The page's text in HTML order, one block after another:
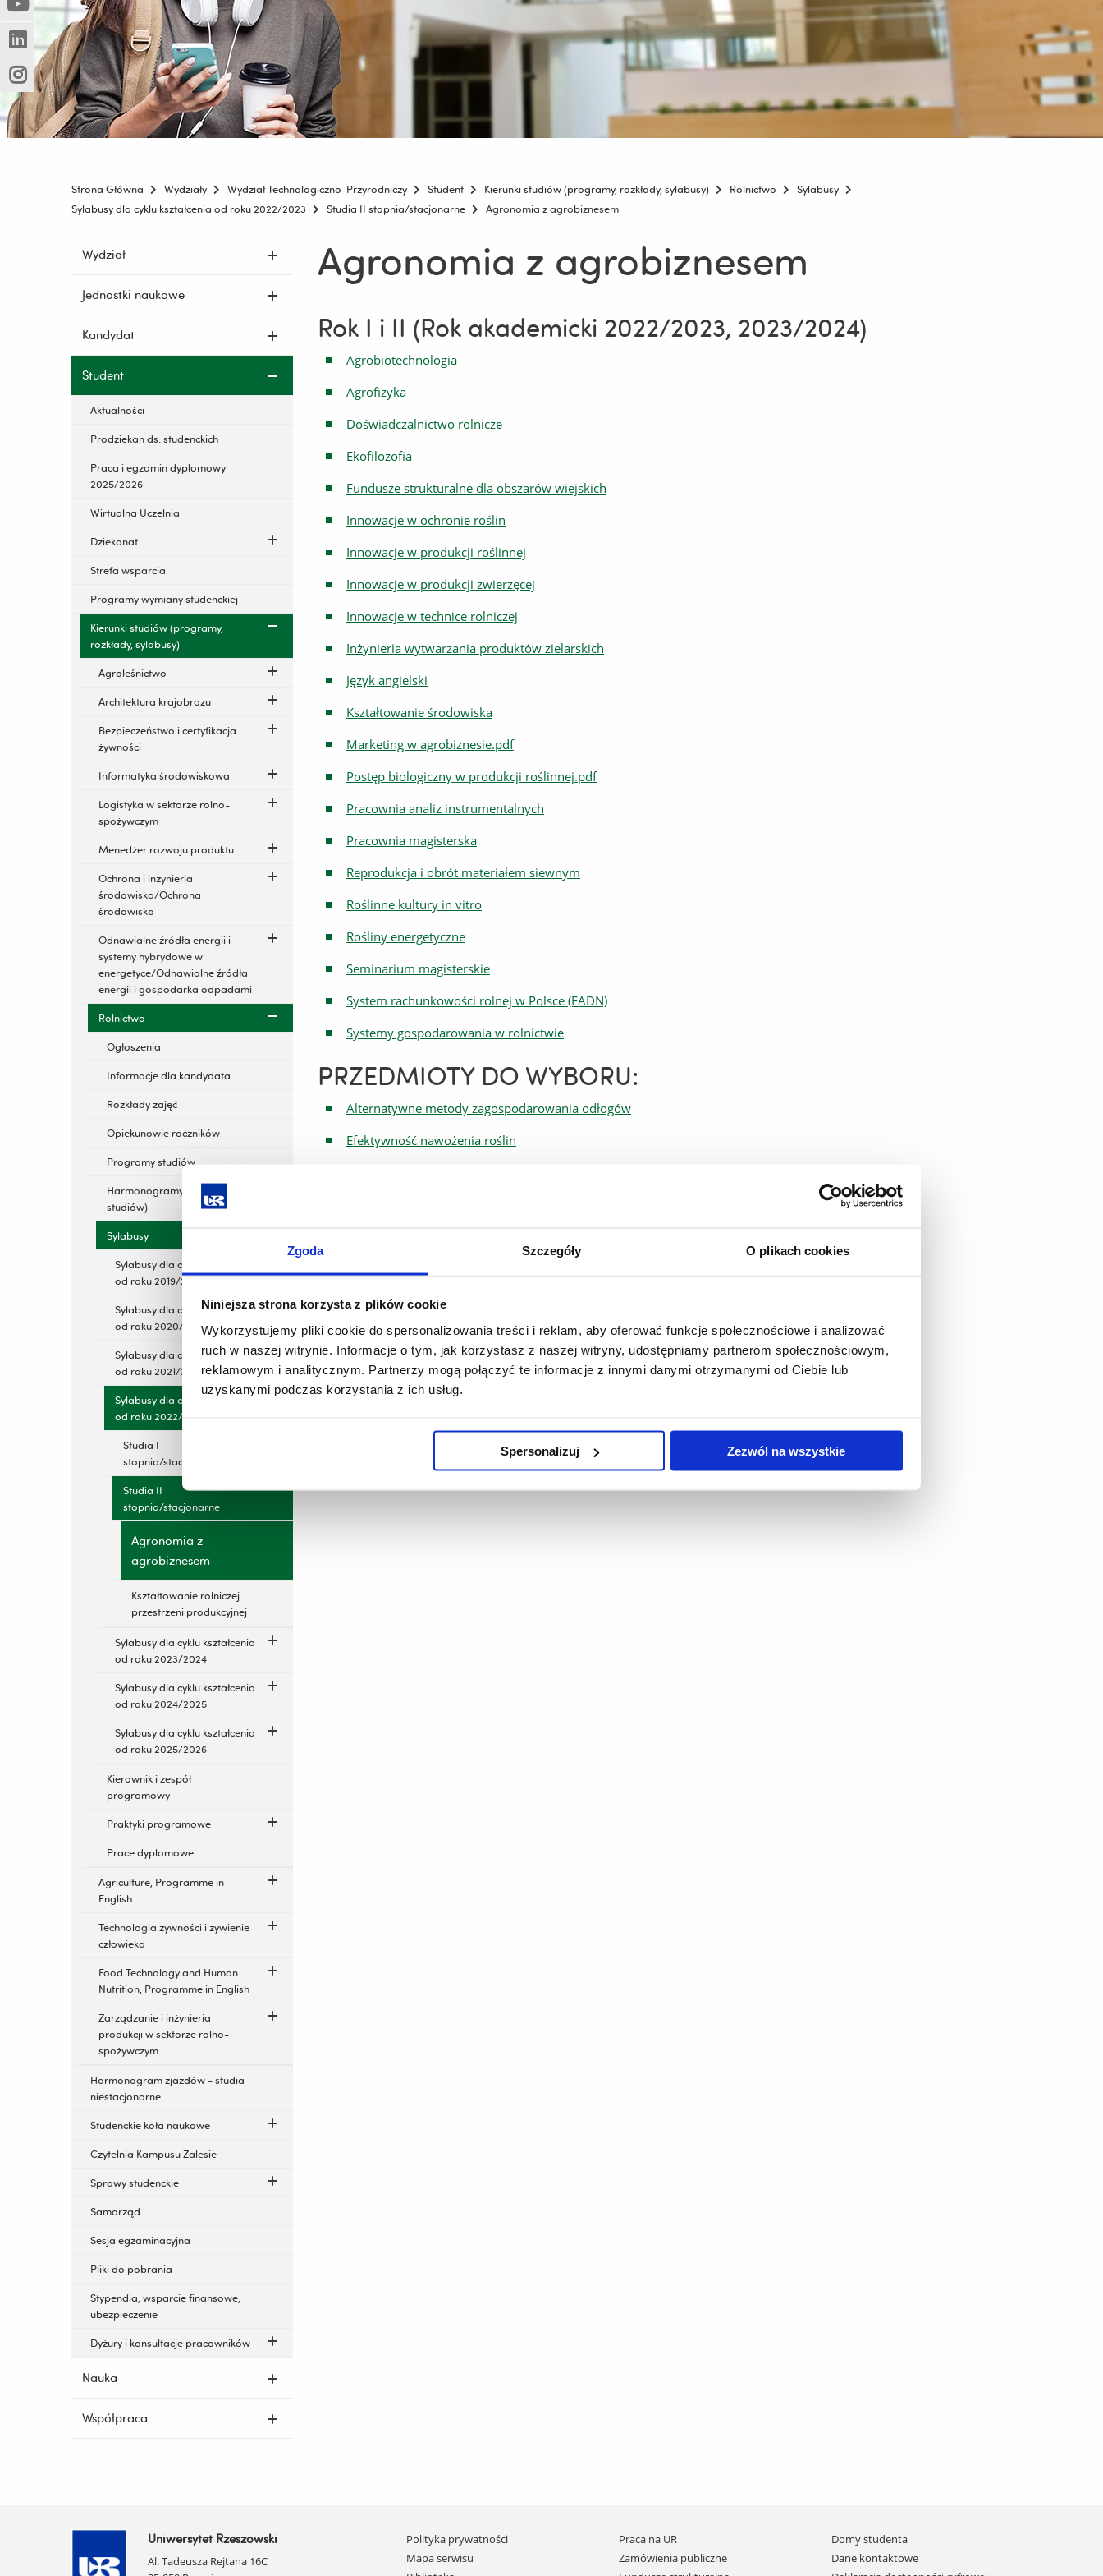
Zgoda Szczegóły O plikach cookies
Niniejsza strona korzysta z plików cookie
Wykorzystujemy pliki cookie do spersonalizowania treści i reklam, aby oferować funkcje społecznościowe i analizować
ruch w naszej witrynie. Informacje o tym, jak korzystasz z naszej witryny, udostępniamy partnerom społecznościowym,
reklamowym i analitycznym. Partnerzy mogą połączyć te informacje z innymi danymi otrzymanymi od Ciebie lub
uzyskanymi podczas korzystania z ich usług.
Spersonalizuj Zezwól na wszystkie
innej
strony)
(Nowe
okno)
(Link
do
innej
strony)
(Nowe
okno)
(Link
do
innej
strony)
(Nowe
okno)
(Link
do
innej
strony)
Strona Główna Wydziały Wydział Technologiczno-Przyrodniczy Student Kierunki studiów (programy, rozkłady, sylabusy) Rolnictwo
Sylabusy
Sylabusy dla cyklu kształcenia od roku 2022/2023
Studia II stopnia/stacjonarne Agronomia z agrobiznesem
Pomiń
i
przejdź
treści
Wydział
Jednostki naukowe
Kandydat
Student
Aktualności
Prodziekan ds. studenckich
Praca i egzamin dyplomowy
2025/2026
Wirtualna Uczelnia
Dziekanat
Strefa wsparcia
Programy wymiany studenckiej
Kierunki studiów (programy,
rozkłady, sylabusy)
Agroleśnictwo
Architektura krajobrazu
Bezpieczeństwo i certyfikacja
żywności
Informatyka środowiskowa
Logistyka w sektorze rolno-
spożywczym
Menedżer rozwoju produktu
Ochrona i inżynieria
środowiska/Ochrona
środowiska
Odnawialne źródła energii i
systemy hybrydowe w
energetyce/Odnawialne źródła
energii i gospodarka odpadami
Rolnictwo
Ogłoszenia
Informacje dla kandydata
Rozkłady zajęć
Opiekunowie roczników
Programy studiów
Harmonogramy studiów (plany
studiów)
Sylabusy
Sylabusy dla cyklu kształcenia
od roku 2019/2020
Sylabusy dla cyklu kształcenia
od roku 2020/2021
Sylabusy dla cyklu kształcenia
od roku 2021/2022
Sylabusy dla cyklu kształcenia
od roku 2022/2023
Studia I
stopnia/stacjonarne
Studia II
stopnia/stacjonarne
Agronomia z
agrobiznesem
Kształtowanie rolniczej
przestrzeni produkcyjnej
Sylabusy dla cyklu kształcenia
od roku 2023/2024
Sylabusy dla cyklu kształcenia
od roku 2024/2025
Sylabusy dla cyklu kształcenia
od roku 2025/2026
Kierownik i zespół
programowy
Praktyki programowe
Prace dyplomowe
Agriculture, Programme in
English
Technologia żywności i żywienie
człowieka
Food Technology and Human
Nutrition, Programme in English
Zarządzanie i inżynieria
produkcji w sektorze rolno-
spożywczym
Harmonogram zjazdów - studia
niestacjonarne
Studenckie koła naukowe
Czytelnia Kampusu Zalesie
Sprawy studenckie
Samorząd
Sesja egzaminacyjna
Pliki do pobrania
Stypendia, wsparcie finansowe,
ubezpieczenie
Dyżury i konsultacje pracowników
Nauka
Współpraca
Agronomia z agrobiznesem
Rok I i II (Rok akademicki 2022/2023, 2023/2024)
Agrobiotechnologia
Agrofizyka
Doświadczalnictwo rolnicze
Ekofilozofia
Fundusze strukturalne dla obszarów wiejskich
Innowacje w ochronie roślin
Innowacje w produkcji roślinnej
Innowacje w produkcji zwierzęcej
Innowacje w technice rolniczej
Inżynieria wytwarzania produktów zielarskich
Język angielski
Kształtowanie środowiska
Marketing w agrobiznesie.pdf
Postęp biologiczny w produkcji roślinnej.pdf
Pracownia analiz instrumentalnych
Pracownia magisterska
Reprodukcja i obrót materiałem siewnym
Roślinne kultury in vitro
Rośliny energetyczne
Seminarium magisterskie
System rachunkowości rolnej w Polsce (FADN)
Systemy gospodarowania w rolnictwie
PRZEDMIOTY DO WYBORU:
Alternatywne metody zagospodarowania odłogów
Efektywność nawożenia roślin
Uniwersytet Rzeszowski
Al. Tadeusza Rejtana 16C
Pomiń
nawigację
Polityka prywatności
Mapa serwisu
Praca na UR
Zamówienia publiczne
Domy studenta
Dane kontaktowe